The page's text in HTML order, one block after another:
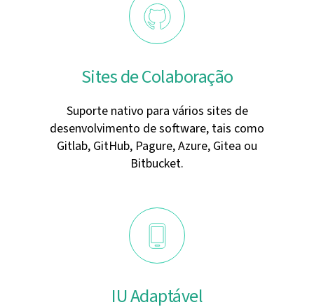
Sites de Colaboração
Suporte nativo para vários sites de
desenvolvimento de software, tais como
Gitlab, GitHub, Pagure, Azure, Gitea ou
Bitbucket.
IU Adaptável